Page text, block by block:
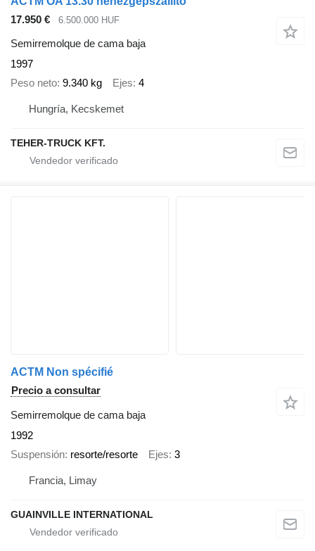
17.950 €
6.500.000 HUF
Semirremolque de cama baja
1997
Peso neto 9.340 kg Ejes 4
Hungría, Kecskemet
TEHER-TRUCK KFT.
ACTM Non spécifié
Precio a consultar
Semirremolque de cama baja
1992
Suspensión resorte/resorte Ejes 3
Francia, Limay
GUAINVILLE INTERNATIONAL